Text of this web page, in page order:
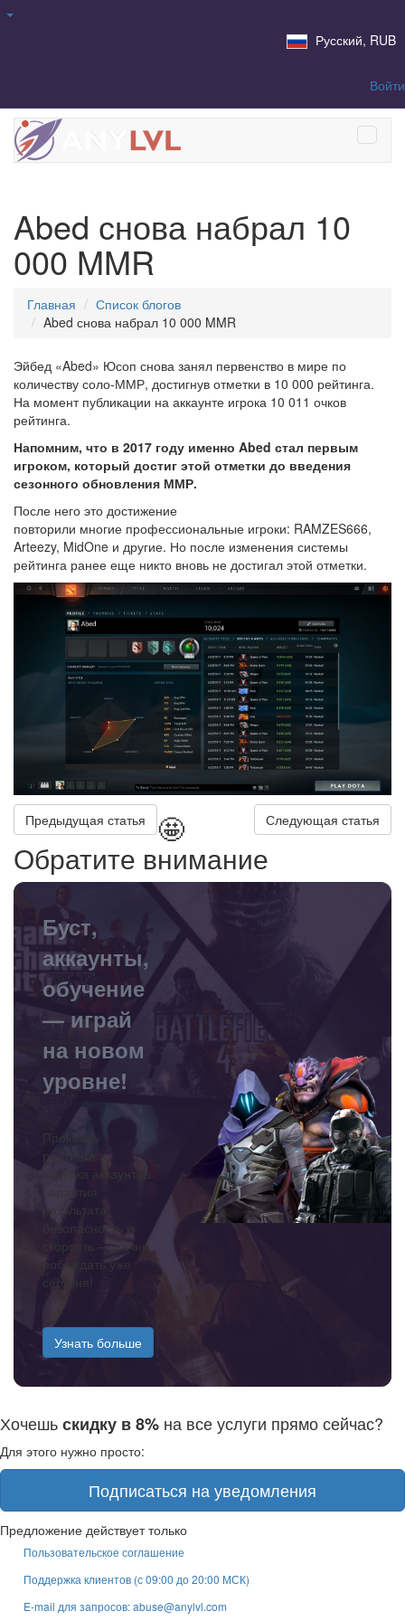
Русский, RUB
Войти
Abed снова набрал 10
000 MMR
Главная
Список блогов
Abed снова набрал 10 000 MMR
Эйбед «Abed» Юсоп снова занял первенство в мире по
количеству соло-ММР, достигнув отметки в 10 000 рейтинга.
На момент публикации на аккаунте игрока 10 011 очков
рейтинга.
Напомним, что в 2017 году именно Abed стал первым
игроком, который достиг этой отметки до введения
сезонного обновления ММР.
После него это достижение
повторили многие профессиональные игроки: RAMZES666,
Arteezy, MidOne и другие. Но после изменения системы
рейтинга ранее еще никто вновь не достигал этой отметки.
Предыдущая статья Следующая статья
🤩
Обратите внимание
Буст,
аккаунты,
обучение
— играй
на новом
уровне!
Прокачка
рейтинга и
покупка аккаунтов.
Гарантия
результата,
безопасность и
скорость — начни
побеждать уже
сегодня!
Узнать больше
Хочешьскидку в 8% на все услуги прямо сейчас?
Для этого нужно просто:
Подписаться на уведомления
Предложение действует только
Пользовательское соглашение
Поддержка клиентов (с 09:00 до 20:00 МСК)
E-mail для запросов: abuse@anylvl.com